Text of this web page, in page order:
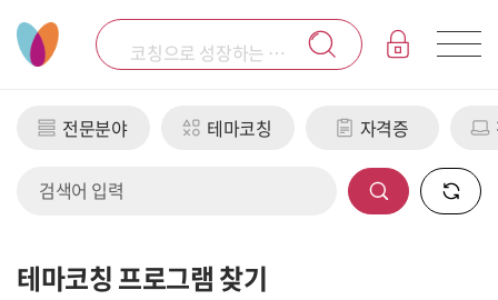
전문분야 테마코칭 자격증
검색어 입력
테마코칭 프로그램 찾기